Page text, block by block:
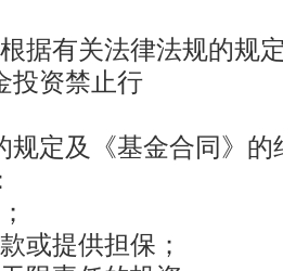
据有关法律法规的规
投资禁止行
规定及《基金合同》的
或提供担保；